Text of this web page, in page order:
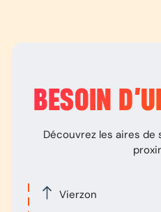
BESOIN D’
Découvrez les aires
Vierzon